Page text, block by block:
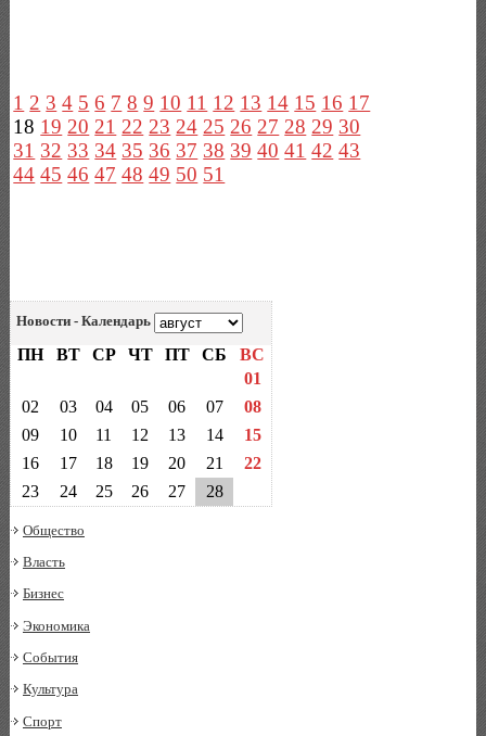
1 2 3 4 5 6 7 8 9 10 11 12 13 14 15 16 17
18 19 20 21 22 23 24 25 26 27 28 29 30
31 32 33 34 35 36 37 38 39 40 41 42 43
44 45 46 47 48 49 50 51
Новости - Календарь
ПН ВТ СР ЧТ ПТ СБ
ВС
01
02
03 04 05 06 07
08
09
10 11 12 13 14
15
16
17 18 19 20 21
22
23
24 25 26 27 28
Общество
Власть
Бизнес
Экономика
События
Культура
Спорт